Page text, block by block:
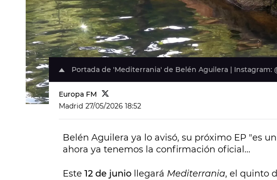
Portada de 'Mediterrania' de Belén Aguilera | Instagram:
Europa FM
Madrid 27/05/2026 18:52
Belén Aguilera ya lo avisó, su próximo EP "es
ahora ya tenemos la confirmación oficial...
Este 12 de junio llegará Mediterrania, el quinto